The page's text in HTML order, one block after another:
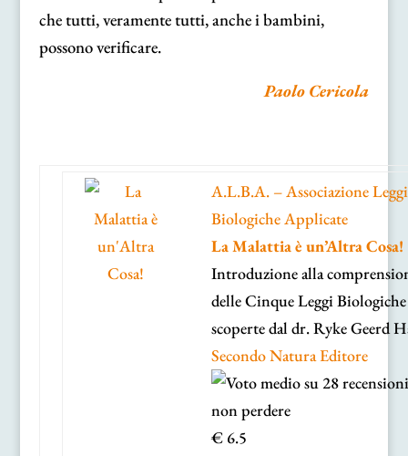
che tutti, veramente tutti, anche i bambini,
possono verificare.
Paolo Cericola
A.L.B.A. – Associazione Leggi
Biologiche Applicate
La Malattia è un’Altra Cosa!
Introduzione alla
delle Cinque Leggi Biologiche
scoperte dal dr. Ryke Geerd
Secondo Natura Editore
€ 6.5